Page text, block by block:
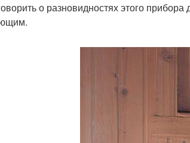
о разновидностях этого